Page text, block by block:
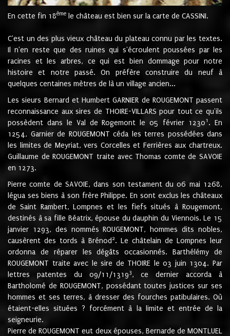
En cette fin 18ème le château est bien sur la carte de CASSINI.
C'est un des plus vieux château du plateau connu par les textes.
Il n'en reste que des ruines qui s'écroulent poussées par les
racines et les arbres, ce qui est bien dommage pour notre
histoire et notre passé. On préfère construire du neuf à
quelques centaines mètres de là un village ancien...
Les sieurs Bernard et Humbert GARNIER de ROUGEMONT passent
reconnaissance aux sires de THOIRE-VILLARS pour tout ce qu'ils
possèdent dans le Val de Rogemont le 05 février 12301 . En
1254, Garnier de ROUGEMONT céda les terres possédées dans
les limites de Meyriat, vers Corcelles et Ferrières aux chartreux.
Guillaume de ROUGEMONT traite avec Thomas comte de SAVOIE
en 1273.
Pierre comte de SAVOIE, dans son testament du 06 mai 1268,
légua ses biens à son frère Philippe. En sont exclus les châteaux
de Saint Rambert, Lompnes et les fiefs situés à Rougemont,
destinés à sa fille Béatrix, épouse du dauphin du Viennois. Le 15
janvier 1293, des nommés ROUGEMONT, hommes dits nobles,
causèrent des tords à Brénod 2. Le châtelain de Lompnes leur
ordonna de réparer les dégâts occasionnés. Barthélémy de
ROUGEMONT traite avec le sire de THOIRE le 03 juin 1304. Par
lettres patentes du 09/11/13193, ce dernier accorda à
Bartholomé de ROUGEMONT, possédant toutes justices sur ses
hommes et ses terres, à dresser des fourches patibulaires. Où
étaient-elles situées ? forcément à la limite et entrée de la
seigneurie.
Pierre de ROUGEMONT eut deux épouses, Bernarde de MONTLUEL